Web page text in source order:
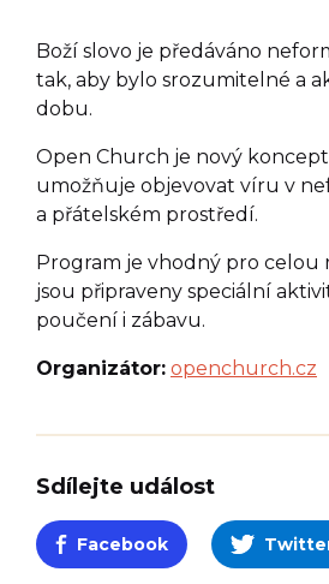
Boží slovo je předáváno
tak, aby bylo srozumitelné a
dobu.
Open Church je nový
umožňuje objevovat víru v
a přátelském prostředí.
Program je vhodný pro celou
jsou připraveny speciální
poučení i zábavu.
Organizátor: openchurch.cz
Sdílejte událost
Facebook